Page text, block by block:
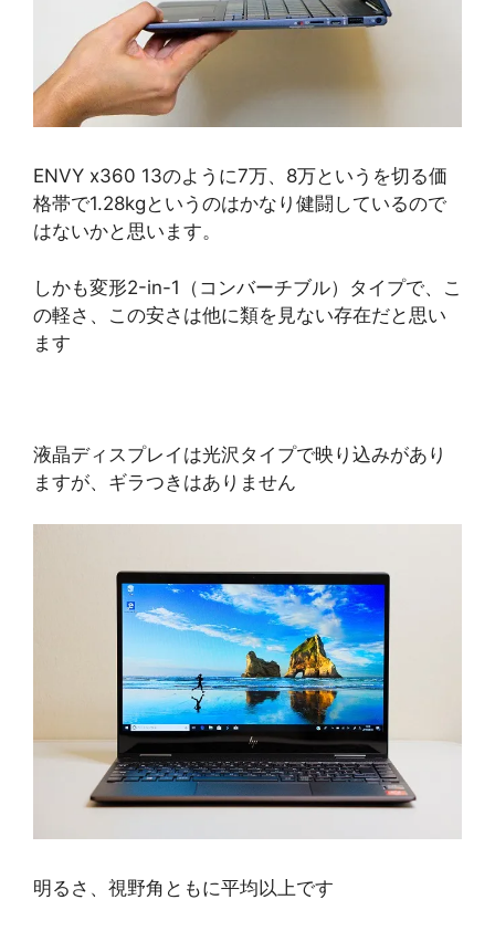
ENVY x360 13のように7万、8万というを切る価
格帯で1.28kgというのはかなり健闘しているので
はないかと思います。
しかも変形2-in-1（コンバーチブル）タイプで、こ
の軽さ、この安さは他に類を見ない存在だと思い
ます
液晶ディスプレイは光沢タイプで映り込みがあり
ますが、ギラつきはありません
明るさ、視野角ともに平均以上です